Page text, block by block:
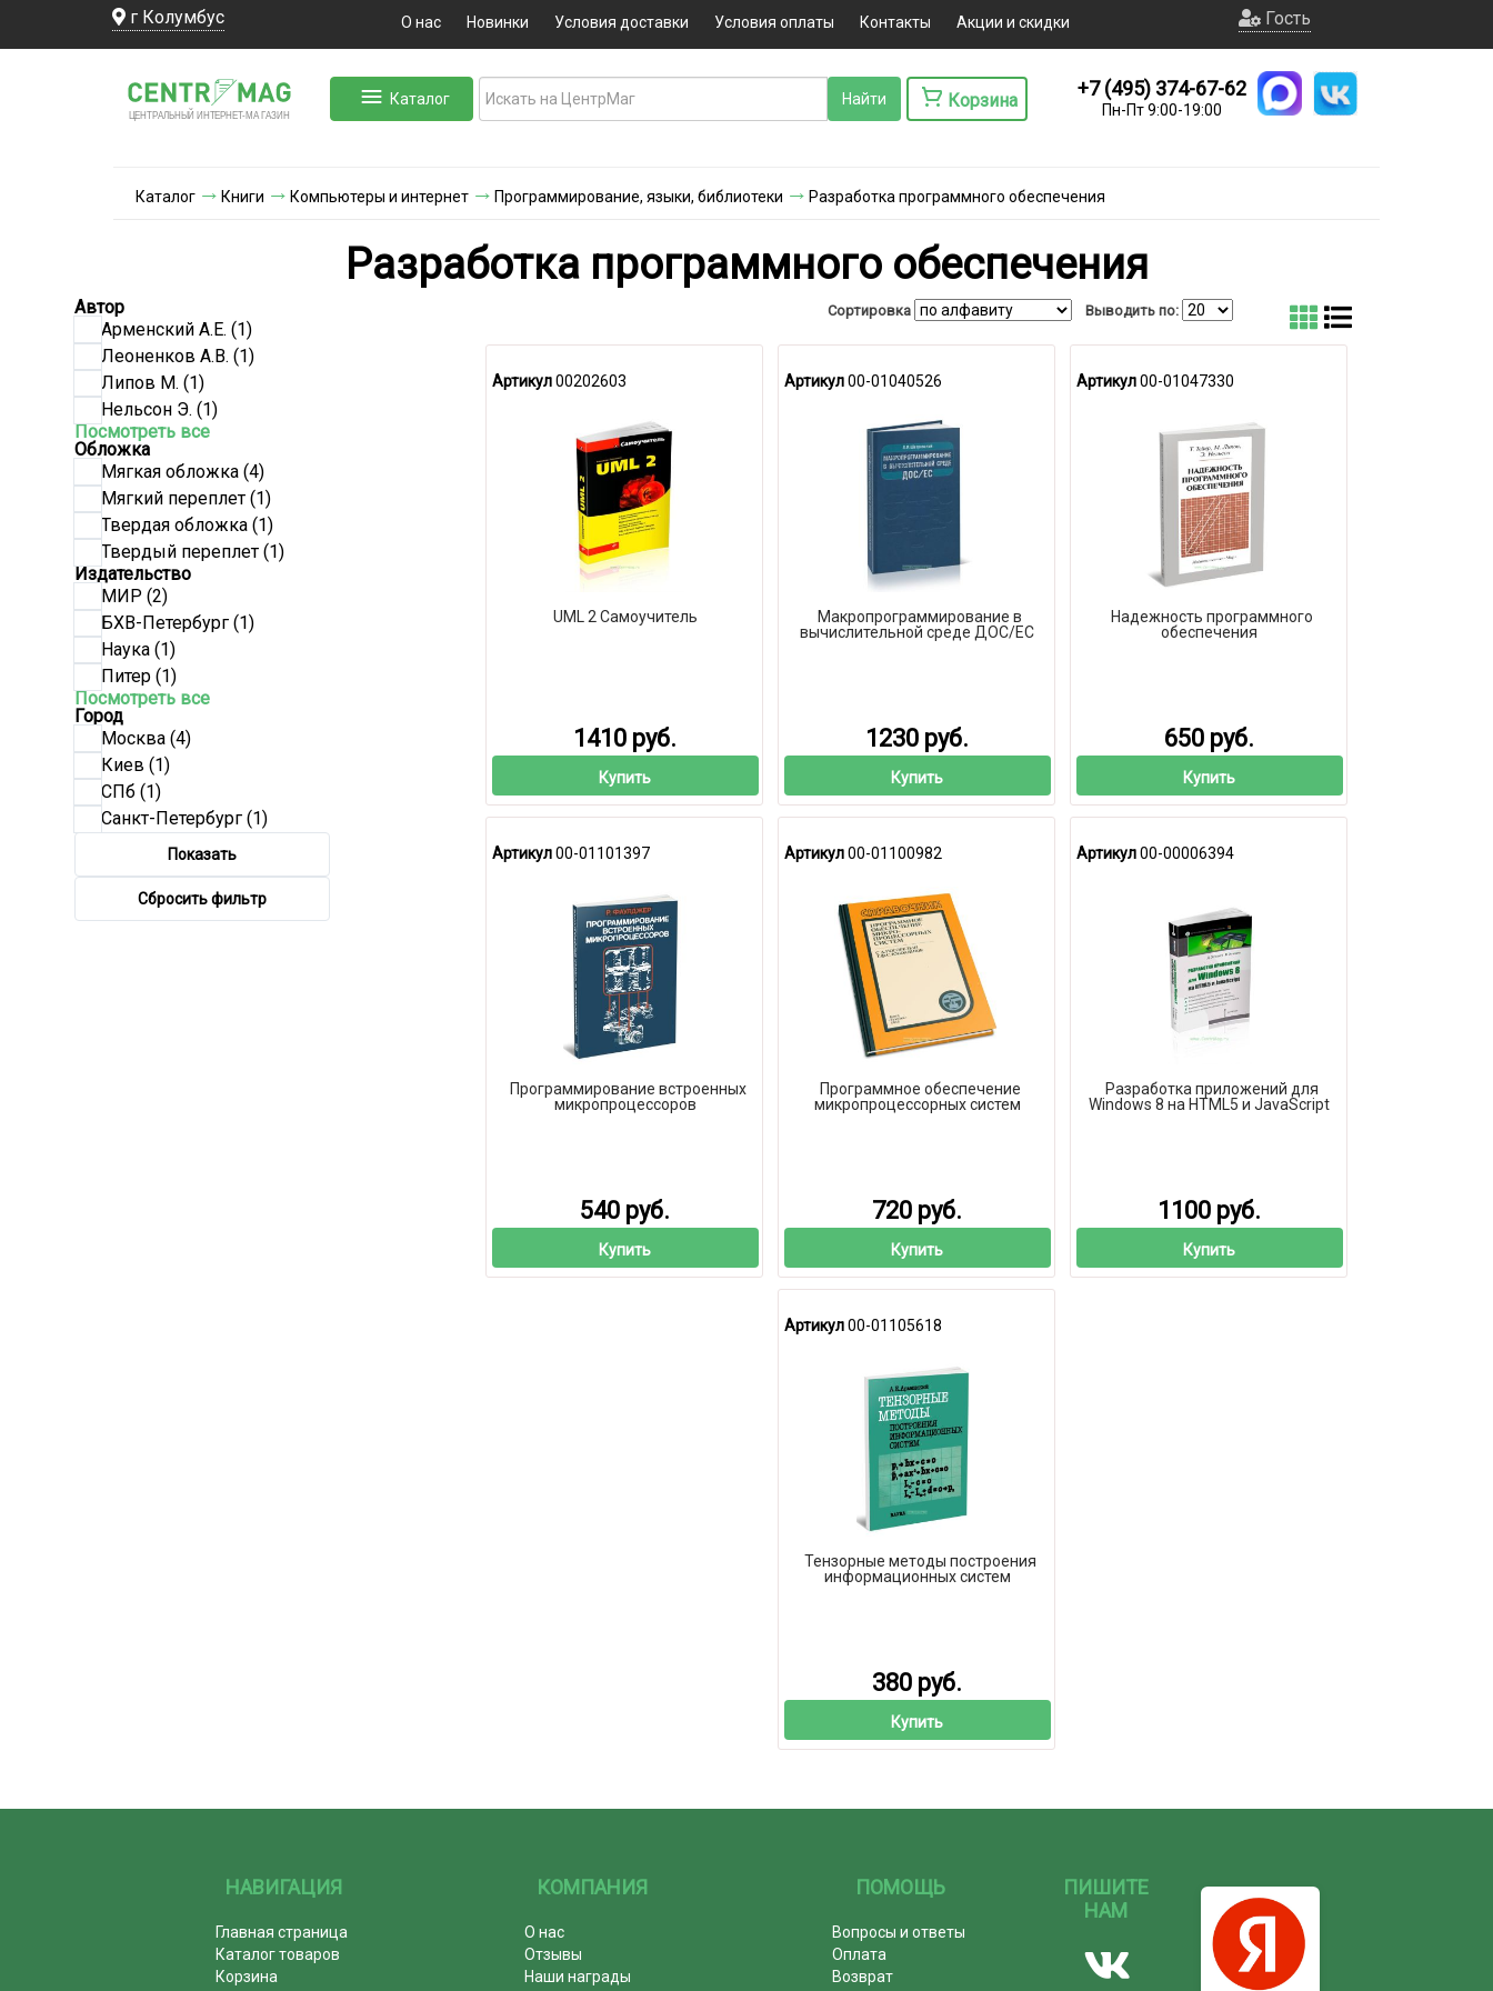
г Колумбус О нас Новинки Условия доставки Условия оплаты Контакты Акции и скидки Гость
ЦЕНТРАЛЬНЫЙ ИНТЕРНЕТ-МА ГАЗИН
Каталог Корзина
+7 (495) 374-67-62
Пн-Пт 9:00-19:00
Каталог Книги Компьютеры и интернет Программирование, языки, библиотеки Разработка программного обеспечения
Разработка программного обеспечения
Автор
Арменский А.Е. (1)
Леоненков А.В. (1)
Липов М. (1)
Нельсон Э. (1)
Посмотреть все
Обложка
Мягкая обложка (4)
Мягкий переплет (1)
Твердая обложка (1)
Твердый переплет (1)
Издательство
МИР (2)
БХВ-Петербург (1)
Наука (1)
Питер (1)
Посмотреть все
Город
Москва (4)
Киев (1)
СПб (1)
Санкт-Петербург (1)
Показать
Сбросить фильтр
Сортировка Выводить по:
Артикул00202603
UML 2 Самоучитель
1410 руб.
Купить
Артикул00-01040526
Макропрограммирование в
вычислительной среде ДОС/ЕС
1230 руб.
Купить
Артикул00-01047330
Надежность программного
обеспечения
650 руб.
Купить
Артикул00-01101397
Программирование встроенных
микропроцессоров
540 руб.
Купить
Артикул00-01100982
Программное обеспечение
микропроцессорных систем
720 руб.
Купить
Артикул00-00006394
Разработка приложений для
Windows 8 на HTML5 и JavaScript
1100 руб.
Купить
Артикул00-01105618
Тензорные методы построения
информационных систем
380 руб.
Купить
НАВИГАЦИЯ
Главная страница
Каталог товаров
Корзина
КОМПАНИЯ
О нас
Отзывы
Наши награды
ПОМОЩЬ
Вопросы и ответы
Оплата
Возврат
ПИШИТЕ
НАМ